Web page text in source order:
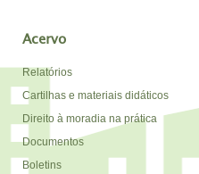
Acervo
Relatórios
Cartilhas e materiais didáticos
Direito à moradia na prática
Documentos
Boletins